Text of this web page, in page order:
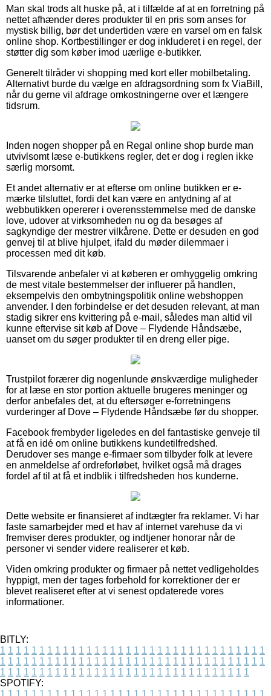
Man skal trods alt huske på, at i tilfælde af at en forretning på
nettet afhænder deres produkter til en pris som anses for
mystisk billig, bør det undertiden være en varsel om en falsk
online shop. Kortbestillinger er dog inkluderet i en regel, der
støtter dig som køber imod uærlige e-butikker.
Generelt tilråder vi shopping med kort eller mobilbetaling.
Alternativt burde du vælge en afdragsordning som fx ViaBill,
når du gerne vil afdrage omkostningerne over et længere
tidsrum.
Inden nogen shopper på en Regal online shop burde man
utvivlsomt læse e-butikkens regler, det er dog i reglen ikke
særlig morsomt.
Et andet alternativ er at efterse om online butikken er e-
mærke tilsluttet, fordi det kan være en antydning af at
webbutikken opererer i overensstemmelse med de danske
love, udover at virksomheden nu og da besøges af
sagkyndige der mestrer vilkårene. Dette er desuden en god
genvej til at blive hjulpet, ifald du møder dilemmaer i
processen med dit køb.
Tilsvarende anbefaler vi at køberen er omhyggelig omkring
de mest vitale bestemmelser der influerer på handlen,
eksempelvis den ombytningspolitik online webshoppen
anvender. I den forbindelse er det desuden relevant, at man
stadig sikrer ens kvittering på e-mail, således man altid vil
kunne eftervise sit køb af Dove – Flydende Håndsæbe,
uanset om du søger produkter til en dreng eller pige.
Trustpilot forærer dig nogenlunde ønskværdige muligheder
for at læse en stor portion aktuelle brugeres meninger og
derfor anbefales det, at du eftersøger e-forretningens
vurderinger af Dove – Flydende Håndsæbe før du shopper.
Facebook frembyder ligeledes en del fantastiske genveje til
at få en idé om online butikkens kundetilfredshed.
Derudover ses mange e-firmaer som tilbyder folk at levere
en anmeldelse af ordreforløbet, hvilket også må drages
fordel af til at få et indblik i tilfredsheden hos kunderne.
Dette website er finansieret af indtægter fra reklamer. Vi har
faste samarbejder med et hav af internet varehuse da vi
fremviser deres produkter, og indtjener honorar når de
personer vi sender videre realiserer et køb.
Viden omkring produkter og firmaer på nettet vedligeholdes
hyppigt, men der tages forbehold for korrektioner der er
blevet realiseret efter at vi senest opdaterede vores
informationer.
BITLY:
1 1 1 1 1 1 1 1 1 1 1 1 1 1 1 1 1 1 1 1 1 1 1 1 1 1 1 1 1 1 1 1 1 1
1 1 1 1 1 1 1 1 1 1 1 1 1 1 1 1 1 1 1 1 1 1 1 1 1 1 1 1 1 1 1 1 1 1
1 1 1 1 1 1 1 1 1 1 1 1 1 1 1 1 1 1 1 1 1 1 1 1 1 1 1 1 1 1 1 1
SPOTIFY:
1 1 1 1 1 1 1 1 1 1 1 1 1 1 1 1 1 1 1 1 1 1 1 1 1 1 1 1 1 1 1 1 1 1